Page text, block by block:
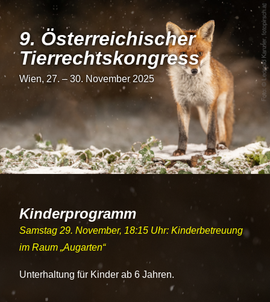
9. Österrei­chi­scher
Tier­rechts­kon­gress
Wien, 27. – 30. November 2025
Kinderprogramm
Samstag 29. November, 18:15 Uhr: Kinderbetreuung
im Raum Augarten
Unterhaltung für Kinder ab 6 Jahren.